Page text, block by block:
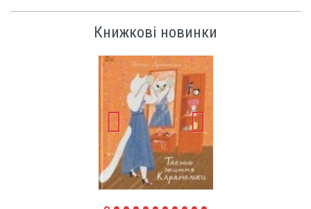
Книжкові новинки